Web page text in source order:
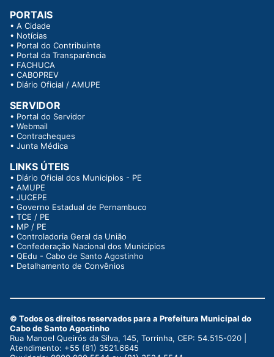
PORTAIS
• A Cidade
• Notícias
• Portal do Contribuinte
• Portal da Transparência
• FACHUCA
• CABOPREV
• Diário Oficial / AMUPE
SERVIDOR
• Portal do Servidor
• Webmail
• Contracheques
• Junta Médica
LINKS ÚTEIS
• Diário Oficial dos Municipios - PE
• AMUPE
• JUCEPE
• Governo Estadual de Pernambuco
• TCE / PE
• MP / PE
• Controladoria Geral da União
• Confederação Nacional dos Municípios
• QEdu - Cabo de Santo Agostinho
• Detalhamento de Convênios
© Todos os direitos reservados para a Prefeitura Municipal do
Cabo de Santo Agostinho
Rua Manoel Queirós da Silva, 145, Torrinha, CEP: 54.515-020 |
Atendimento: +55 (81) 3521.6645